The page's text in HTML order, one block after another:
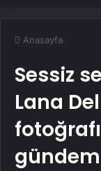
Anasayfa
Sessiz
Lana